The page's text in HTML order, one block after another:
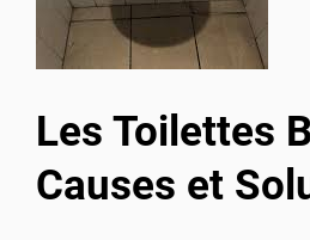
Les Toilettes
Causes et